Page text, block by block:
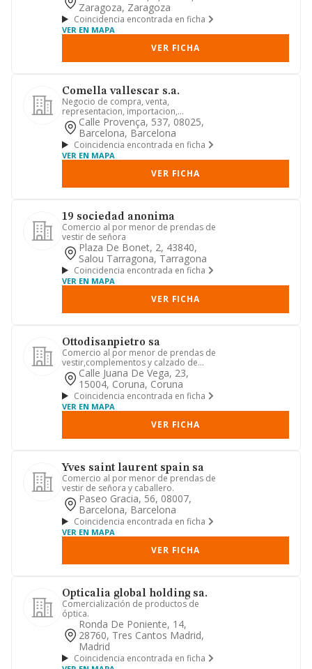
Zaragoza, Zaragoza
Coincidencia encontrada en ficha
VER EN MAPA
VER FICHA
Comella vallescar s.a.
Negocio de compra, venta,
representacion, importacion,
exportacion, distribucion, comercio en
gener...
Calle Provença, 537, 08025,
Barcelona, Barcelona
Coincidencia encontrada en ficha
VER EN MAPA
VER FICHA
19 sociedad anonima
Comercio al por menor de prendas de
vestir de señora
Plaza De Bonet, 2, 43840,
Salou Tarragona, Tarragona
Coincidencia encontrada en ficha
VER EN MAPA
VER FICHA
Ottodisanpietro sa
Comercio al por menor de prendas de
vestir,complementos y calzado de
señora y caballero.
Calle Juana De Vega, 23,
15004, Coruna, Coruna
Coincidencia encontrada en ficha
VER EN MAPA
VER FICHA
Yves saint laurent spain sa
Comercio al por menor de prendas de
vestir de señora y caballero.
Paseo Gracia, 56, 08007,
Barcelona, Barcelona
Coincidencia encontrada en ficha
VER EN MAPA
VER FICHA
Opticalia global holding sa.
Comercialización de productos de
óptica.
Ronda De Poniente, 14,
28760, Tres Cantos Madrid,
Madrid
Coincidencia encontrada en ficha